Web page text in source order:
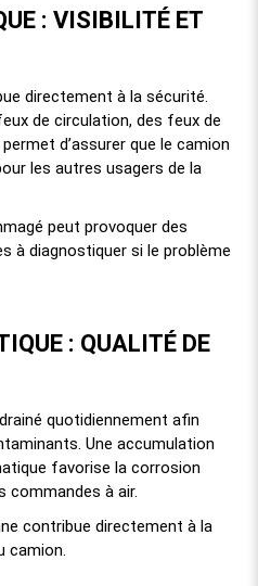
: VISIBILITÉ ET
directement à la sécurité.
de circulation, des feux de
d’assurer que le camion
les autres usagers de la
peut provoquer des
à diagnostiquer si le problème
: QUALITÉ DE
quotidiennement afin
Une accumulation
favorise la corrosion
commandes à air.
contribue directement à la
camion.